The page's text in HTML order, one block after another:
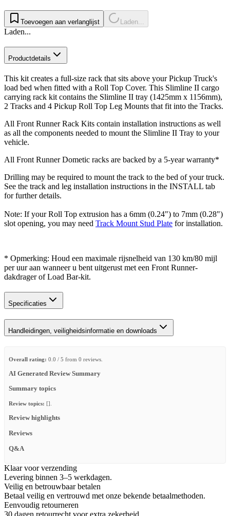
Toevoegen aan verlanglijst Laden...
Laden...
Productdetails
This kit creates a full-size rack that sits above your Pickup Truck's
load bed when fitted with a Roll Top Cover. This Slimline II cargo
carrying rack kit contains the Slimline II tray (1425mm x 1156mm),
2 Tracks and 4 Pickup Roll Top Leg Mounts that fit into the Tracks.
All Front Runner Rack Kits contain installation instructions as well
as all the components needed to mount the Slimline II Tray to your
vehicle.
All Front Runner Dometic racks are backed by a 5‑year warranty*
Drilling may be required to mount the track to the bed of your truck.
See the track and leg installation instructions in the INSTALL tab
for further details.
Note: If your Roll Top extrusion has a 6mm (0.24") to 7mm (0.28")
slot opening, you may need Track Mount Stud Plate for installation.
* Opmerking: Houd een maximale rijsnelheid van 130 km/80 mijl
per uur aan wanneer u bent uitgerust met een Front Runner-
dakdrager of Load Bar-kit.
Specificaties
Handleidingen, veiligheidsinformatie en downloads
Overall rating: 0.0 / 5 from 0 reviews.
AI Generated Review Summary
Summary topics
Review topics: [].
Review highlights
Reviews
Q&A
Klaar voor verzending
Levering binnen 3–5 werkdagen.
Veilig en betrouwbaar betalen
Betaal veilig en vertrouwd met onze bekende betaalmethoden.
Eenvoudig retourneren
30 dagen retourrecht voor extra zekerheid.